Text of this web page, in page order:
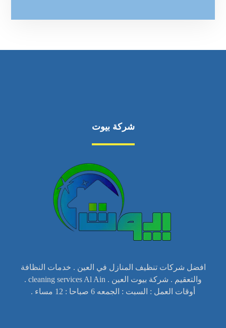
شركة بيوت
افضل شركات تنظيف المنازل في العين . خدمات النظافة
والتعقيم . شركة بيوت العين . cleaning services Al Ain .
أوقات العمل : السبت : الجمعه 6 صباحا : 12 مساء .